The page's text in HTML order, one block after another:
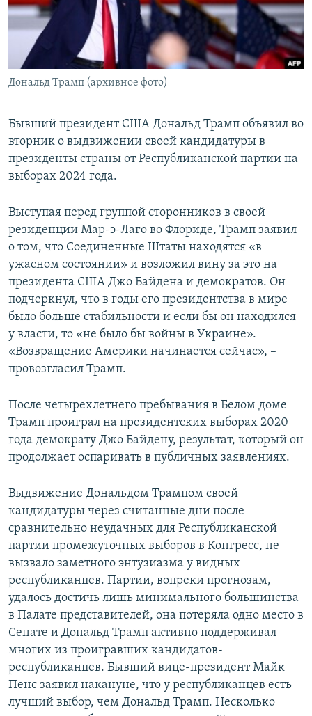
ПОБЕДИТЕЛЕЙ НЕ СУДЯТ?
КРЫМ.НЕПОКОРЕННЫЙ
ELIFBE
УКРАИНСКАЯ ПРОБЛЕМА КРЫМА
ПРИСОЕДИНЯЙТЕСЬ!
Дональд Трамп (архивное фото)
Бывший президент США Дональд Трамп объявил во
вторник о выдвижении своей кандидатуры в
президенты страны от Республиканской партии на
выборах 2024 года.
Выступая перед группой сторонников в своей
резиденции Мар-э-Лаго во Флориде, Трамп заявил
о том, что Соединенные Штаты находятся «в
ужасном состоянии» и возложил вину за это на
президента США Джо Байдена и демократов. Он
подчеркнул, что в годы его президентства в мире
было больше стабильности и если бы он находился
у власти, то «не было бы войны в Украине».
«Возвращение Америки начинается сейчас», –
провозгласил Трамп.
После четырехлетнего пребывания в Белом доме
Трамп проиграл на президентских выборах 2020
года демократу Джо Байдену, результат, который он
продолжает оспаривать в публичных заявлениях.
Выдвижение Дональдом Трампом своей
кандидатуры через считанные дни после
сравнительно неудачных для Республиканской
партии промежуточных выборов в Конгресс, не
вызвало заметного энтузиазма у видных
республиканцев. Партии, вопреки прогнозам,
удалось достичь лишь минимального большинства
в Палате представителей, она потеряла одно место в
Сенате и Дональд Трамп активно поддерживал
многих из проигравших кандидатов-
республиканцев. Бывший вице-президент Майк
Пенс заявил накануне, что у республиканцев есть
лучший выбор, чем Дональд Трамп. Несколько